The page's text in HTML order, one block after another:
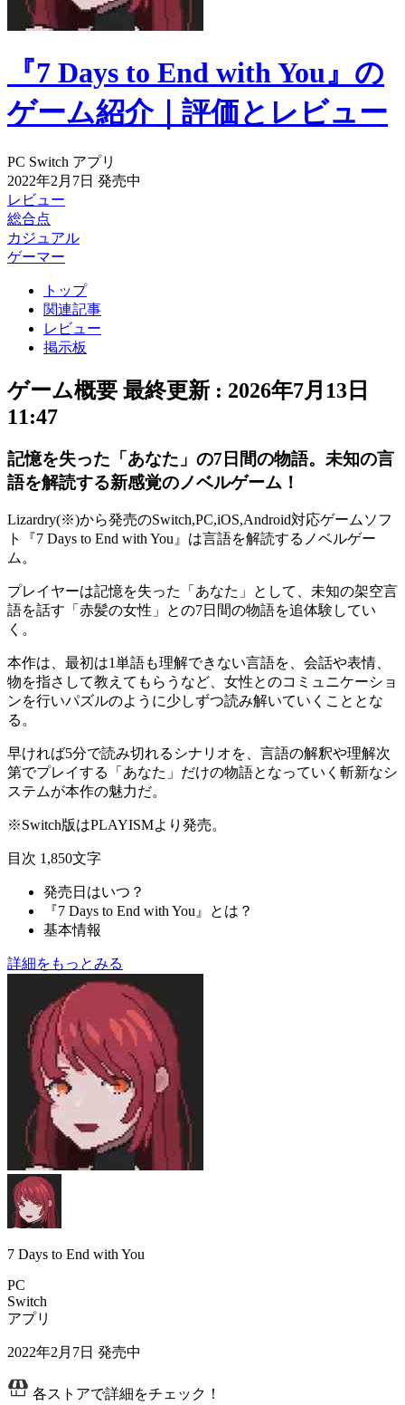
『7 Days to End with You』の
ゲーム紹介｜評価とレビュー
PC Switch アプリ
2022年2月7日 発売中
レビュー
総合点
カジュアル
ゲーマー
トップ
関連記事
レビュー
掲示板
ゲーム概要 最終更新 : 2026年7月13日
11:47
記憶を失った「あなた」の7日間の物語。未知の言
語を解読する新感覚のノベルゲーム！
Lizardry(※)から発売のSwitch,PC,iOS,Android対応ゲームソフ
ト『7 Days to End with You』は言語を解読する ノベルゲー
ム。
プレイヤーは記憶を失った「 あなた 」として、未知の架空言
語を話す「 赤髪の女性 」との7日間の物語を追体験してい
く。
本作は、最初は1単語も理解できない言語を、会話や表情、
物を指さして教えてもらうなど、女性とのコミュニケーショ
ンを行いパズルのように少しずつ読み解いていく こととな
る。
早ければ5分で読み切れるシナリオを、言語の解釈や理解次
第でプレイする「あなた」だけの物語となっていく斬新なシ
ステムが本作の魅力だ。
※Switch版はPLAYISMより発売。
目次 1,850文字
発売日はいつ？
『7 Days to End with You』とは？
基本情報
詳細をもっとみる
7 Days to End with You
PC
Switch
アプリ
2022年2月7日 発売中
各ストアで詳細をチェック！